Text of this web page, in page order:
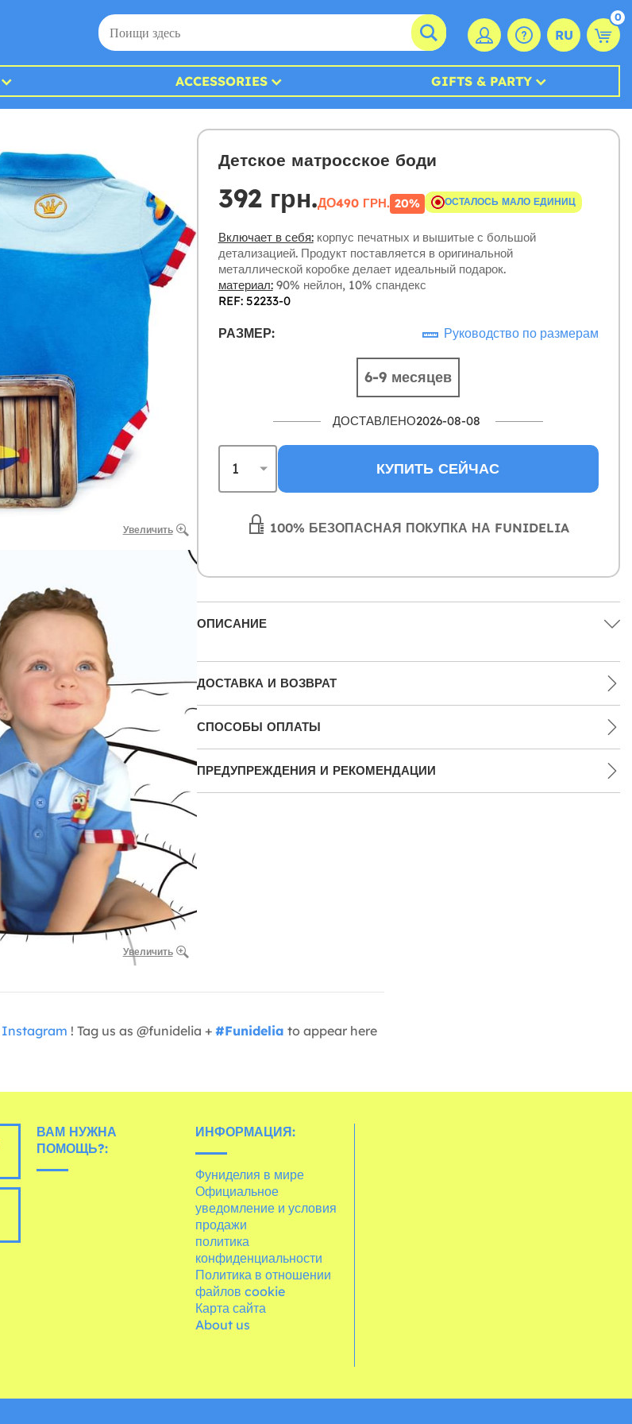
RU
0
ACCESSORIES GIFTS & PARTY
Увеличить
Увеличить
Детское матросское боди
392 грн.ДО490 ГРН. 20% ОСТАЛОСЬ МАЛО ЕДИНИЦ
Включает в себя:корпус печатных и вышитые с большой
детализацией. Продукт поставляется в оригинальной
металлической коробке делает идеальный подарок.
материал:90% нейлон, 10% спандекс
REF: 52233-0
РАЗМЕР: Руководство по размерам
6-9 месяцев
ДОСТАВЛЕНО2026-08-08
КУПИТЬ СЕЙЧАС
100% БЕЗОПАСНАЯ ПОКУПКА НА FUNIDELIA
ОПИСАНИЕ
ДОСТАВКА И ВОЗВРАТ
СПОСОБЫ ОПЛАТЫ
ПРЕДУПРЕЖДЕНИЯ И РЕКОМЕНДАЦИИ
Instagram ! Tag us as @funidelia + #Funidelia to appear here
ВАМ НУЖНА
ПОМОЩЬ?:
ИНФОРМАЦИЯ:
Фуниделия в мире
Официальное
уведомление и условия
продажи
политика
конфиденциальности
Политика в отношении
файлов cookie
Карта сайта
About us